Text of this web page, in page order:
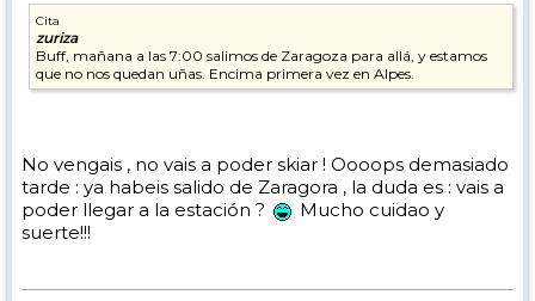
Cita
zuriza
Buff, mañana a las 7:00 salimos de Zaragoza para allá, y estamos
que no nos quedan uñas. Encima primera vez en Alpes.
No vengais , no vais a poder skiar ! Oooops demasiado
tarde : ya habeis salido de Zaragora , la duda es : vais a
poder llegar a la estación ?
Mucho cuidao y
suerte!!!